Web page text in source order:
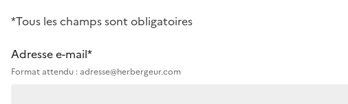
*Tous les champs sont obligatoires
Adresse e-mail*
Format attendu : adresse@herbergeur.com